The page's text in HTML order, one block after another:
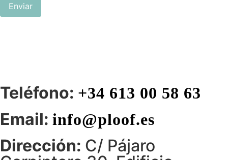
Enviar
Teléfono: +34 613 00 58 63
Email: info@ploof.es
Dirección: C/ Pájaro